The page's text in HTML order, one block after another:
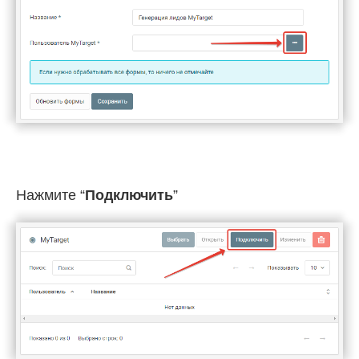
Нажмите “Подключить”